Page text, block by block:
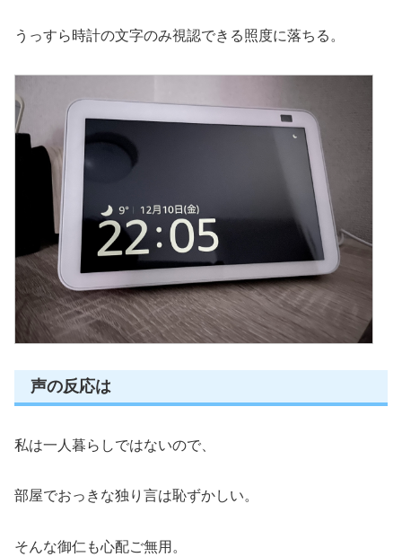
うっすら時計の文字のみ視認できる照度に落ちる。
声の反応は
私は一人暮らしではないので、
部屋でおっきな独り言は恥ずかしい。
そんな御仁も心配ご無用。